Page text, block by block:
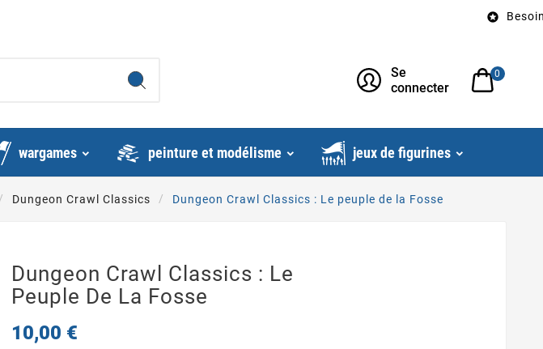
Besoin
Se
connecter
0
wargames peinture et modélisme jeux de figurines
Dungeon Crawl Classics Dungeon Crawl Classics : Le peuple de la Fosse
Dungeon Crawl Classics : Le
Peuple De La Fosse
10,00 €